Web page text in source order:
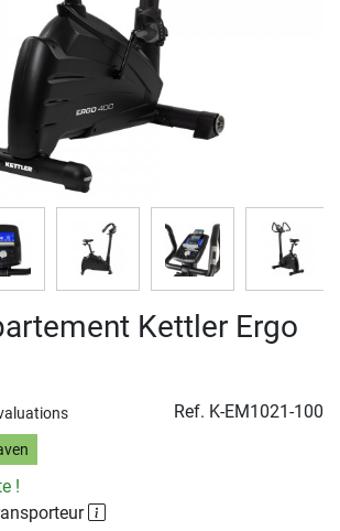
Kettler Ergo
Ref. K-EM1021-100
!